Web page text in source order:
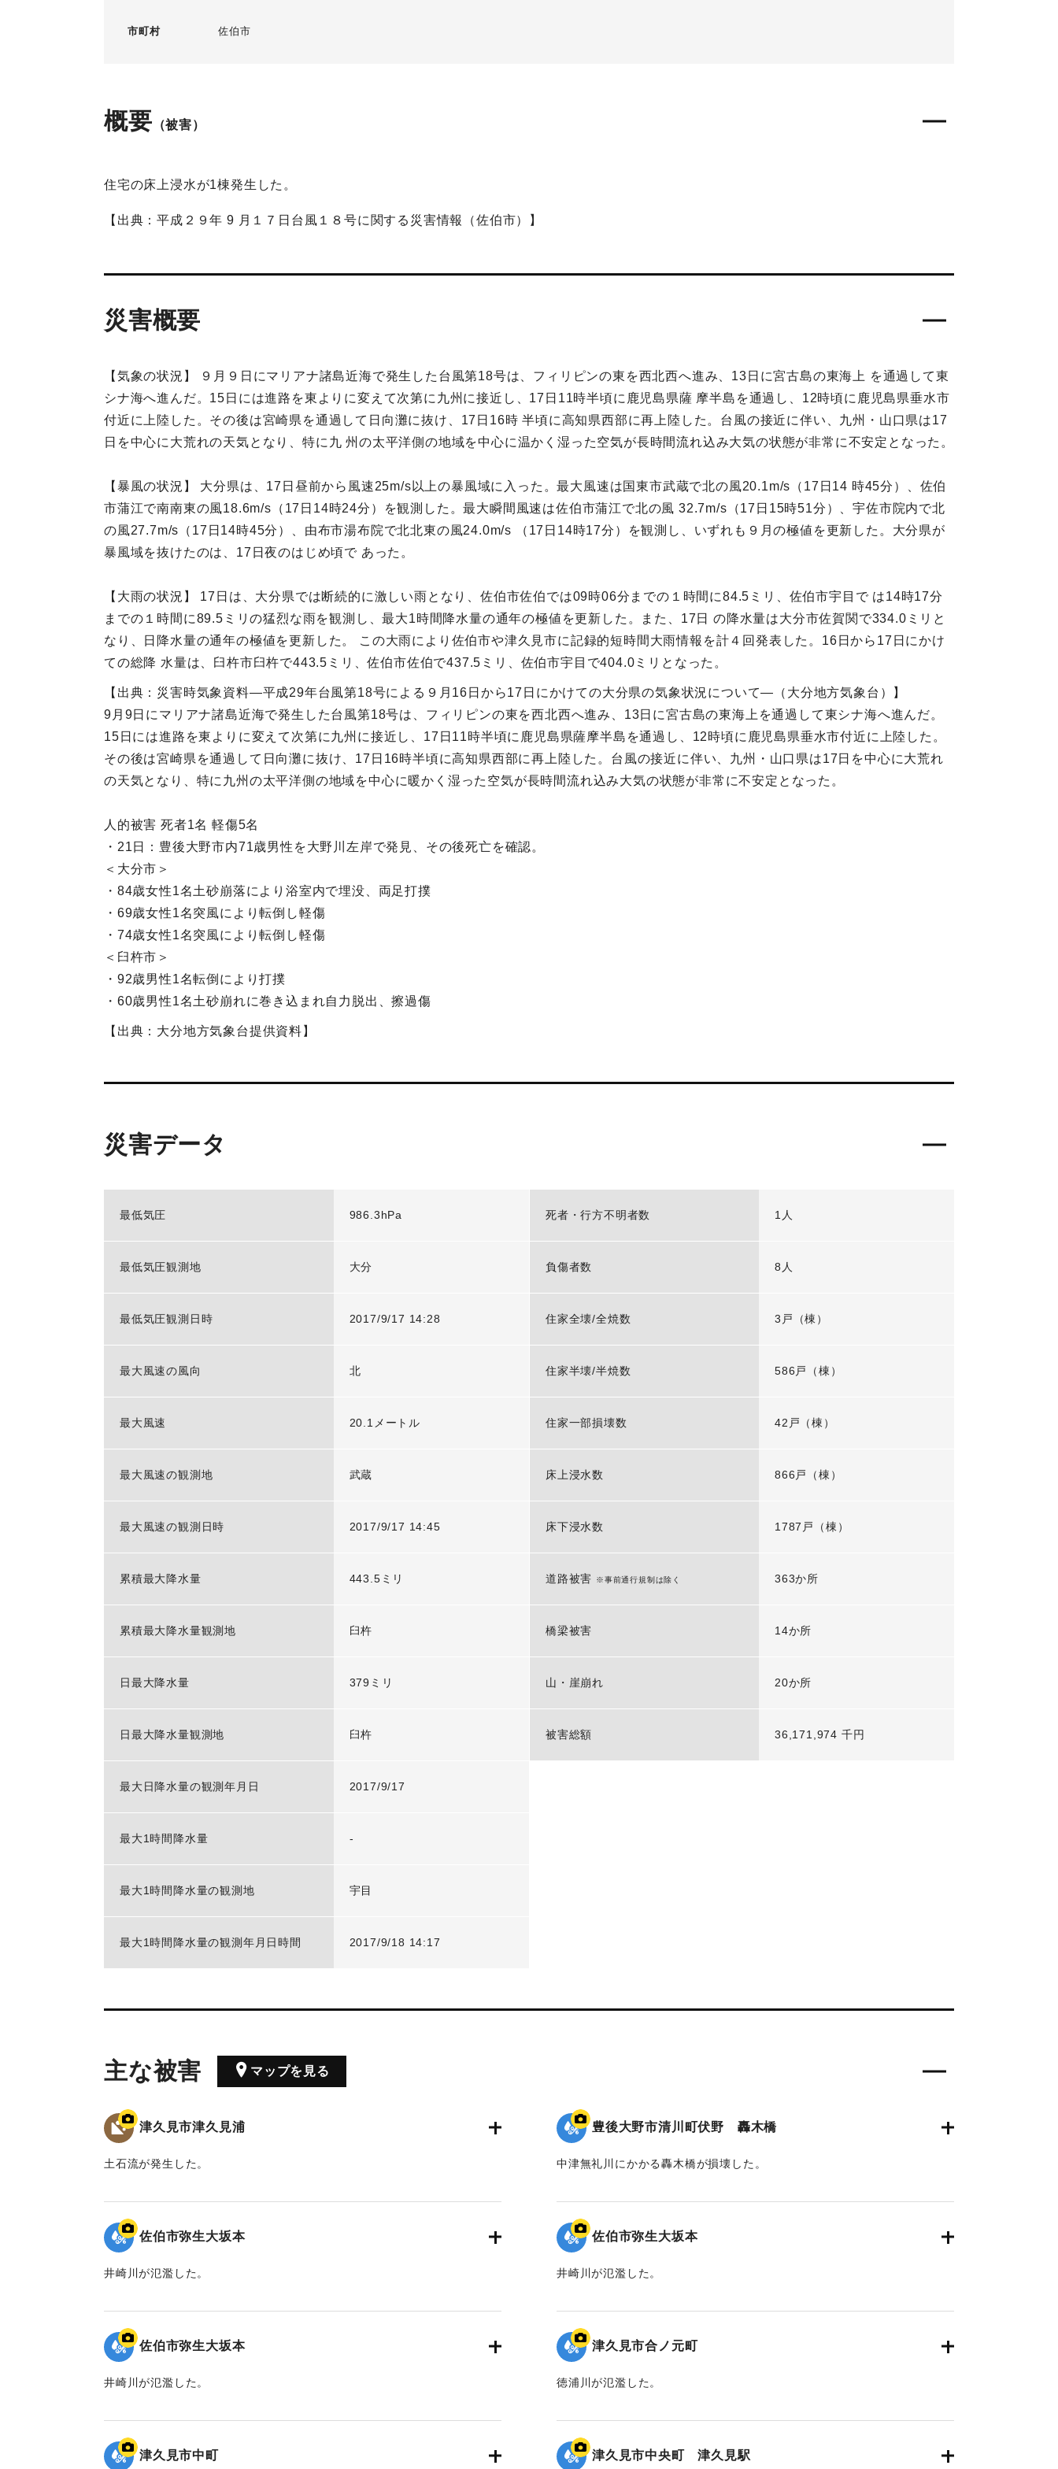
市町村 佐伯市
概要 （被害）
住宅の床上浸水が1棟発生した。
【出典：平成２９年 9 月１７日台風１８号に関する災害情報（佐伯市）】
災害概要
【気象の状況】 ９月９日にマリアナ諸島近海で発生した台風第18号は、フィリピンの東を西北西へ進み、13日に宮古島の東海上 を通過して東
シナ海へ進んだ。15日には進路を東よりに変えて次第に九州に接近し、17日11時半頃に鹿児島県薩 摩半島を通過し、12時頃に鹿児島県垂水市
付近に上陸した。その後は宮崎県を通過して日向灘に抜け、17日16時 半頃に高知県西部に再上陸した。台風の接近に伴い、九州・山口県は17
日を中心に大荒れの天気となり、特に九 州の太平洋側の地域を中心に温かく湿った空気が長時間流れ込み大気の状態が非常に不安定となった。
【暴風の状況】 大分県は、17日昼前から風速25m/s以上の暴風域に入った。最大風速は国東市武蔵で北の風20.1m/s（17日14 時45分）、佐伯
市蒲江で南南東の風18.6m/s（17日14時24分）を観測した。最大瞬間風速は佐伯市蒲江で北の風 32.7m/s（17日15時51分）、宇佐市院内で北
の風27.7m/s（17日14時45分）、由布市湯布院で北北東の風24.0m/s （17日14時17分）を観測し、いずれも９月の極値を更新した。大分県が
暴風域を抜けたのは、17日夜のはじめ頃で あった。
【大雨の状況】 17日は、大分県では断続的に激しい雨となり、佐伯市佐伯では09時06分までの１時間に84.5ミリ、佐伯市宇目で は14時17分
までの１時間に89.5ミリの猛烈な雨を観測し、最大1時間降水量の通年の極値を更新した。また、17日 の降水量は大分市佐賀関で334.0ミリと
なり、日降水量の通年の極値を更新した。 この大雨により佐伯市や津久見市に記録的短時間大雨情報を計４回発表した。16日から17日にかけ
ての総降 水量は、臼杵市臼杵で443.5ミリ、佐伯市佐伯で437.5ミリ、佐伯市宇目で404.0ミリとなった。
【出典：災害時気象資料―平成29年台風第18号による９月16日から17日にかけての大分県の気象状況について―（大分地方気象台）】
9月9日にマリアナ諸島近海で発生した台風第18号は、フィリピンの東を西北西へ進み、13日に宮古島の東海上を通過して東シナ海へ進んだ。
15日には進路を東よりに変えて次第に九州に接近し、17日11時半頃に鹿児島県薩摩半島を通過し、12時頃に鹿児島県垂水市付近に上陸した。
その後は宮崎県を通過して日向灘に抜け、17日16時半頃に高知県西部に再上陸した。台風の接近に伴い、九州・山口県は17日を中心に大荒れ
の天気となり、特に九州の太平洋側の地域を中心に暖かく湿った空気が長時間流れ込み大気の状態が非常に不安定となった。
人的被害 死者1名 軽傷5名
・21日：豊後大野市内71歳男性を大野川左岸で発見、その後死亡を確認。
＜大分市＞
・84歳女性1名土砂崩落により浴室内で埋没、両足打撲
・69歳女性1名突風により転倒し軽傷
・74歳女性1名突風により転倒し軽傷
＜臼杵市＞
・92歳男性1名転倒により打撲
・60歳男性1名土砂崩れに巻き込まれ自力脱出、擦過傷
【出典：大分地方気象台提供資料】
災害データ
最低気圧 986.3hPa
最低気圧観測地 大分
最低気圧観測日時 2017/9/17 14:28
最大風速の風向 北
最大風速 20.1メートル
最大風速の観測地 武蔵
最大風速の観測日時 2017/9/17 14:45
累積最大降水量 443.5ミリ
累積最大降水量観測地 臼杵
日最大降水量 379ミリ
日最大降水量観測地 臼杵
最大日降水量の観測年月日 2017/9/17
最大1時間降水量 -
最大1時間降水量の観測地 宇目
最大1時間降水量の観測年月日時間 2017/9/18 14:17
死者・行方不明者数 1人
負傷者数 8人
住家全壊/全焼数 3戸（棟）
住家半壊/半焼数 586戸（棟）
住家一部損壊数 42戸（棟）
床上浸水数 866戸（棟）
床下浸水数 1787戸（棟）
道路被害 ※事前通行規制は除く 363か所
橋梁被害 14か所
山・崖崩れ 20か所
被害総額 36,171,974 千円
主な被害 マップを見る
津久見市津久見浦
土石流が発生した。
｜固有コード:01204098
豊後大野市清川町伏野 轟木橋
中津無礼川にかかる轟木橋が損壊した。
｜固有コード:01204097
佐伯市弥生大坂本
井崎川が氾濫した。
｜固有コード:01204096
佐伯市弥生大坂本
井崎川が氾濫した。
｜固有コード:01204095
佐伯市弥生大坂本
井崎川が氾濫した。
｜固有コード:01204094
津久見市合ノ元町
徳浦川が氾濫した。
｜固有コード:01204093
津久見市中町 津久見市中央町 津久見駅